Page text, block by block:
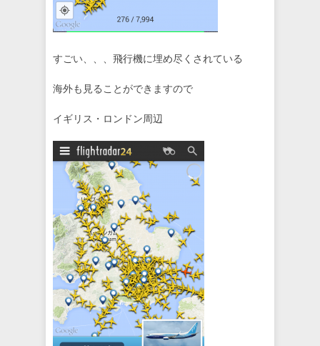
すごい、、、飛行機に埋め尽くされている
海外も見ることができますので
イギリス・ロンドン周辺